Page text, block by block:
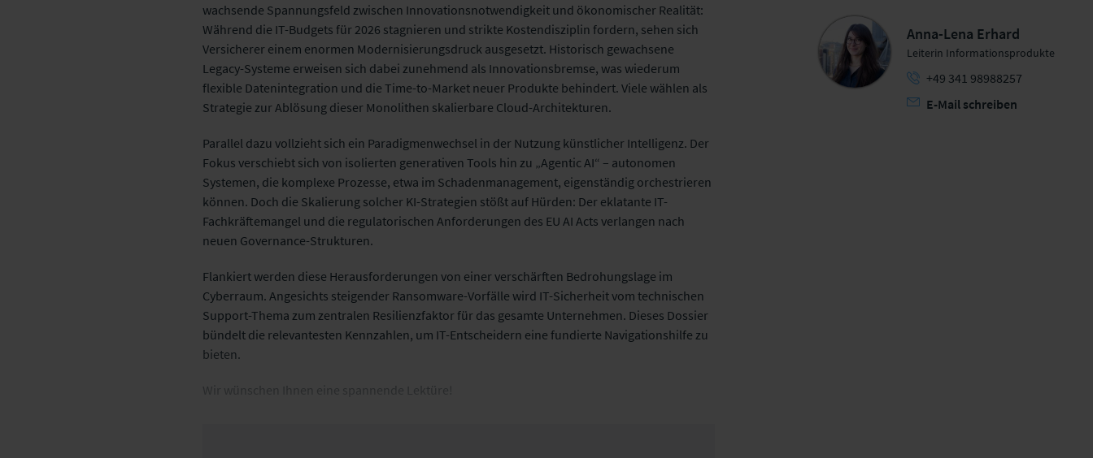
wachsende Spannungsfeld zwischen Innovationsnotwendigkeit und ökonomischer Realität:
Während die IT-Budgets für 2026 stagnieren und strikte Kostendisziplin fordern, sehen sich
Versicherer einem enormen Modernisierungsdruck ausgesetzt. Historisch gewachsene
Legacy-Systeme erweisen sich dabei zunehmend als Innovationsbremse, was wiederum
flexible Datenintegration und die Time-to-Market neuer Produkte behindert. Viele wählen als
Strategie zur Ablösung dieser Monolithen skalierbare Cloud-Architekturen.
Parallel dazu vollzieht sich ein Paradigmenwechsel in der Nutzung künstlicher Intelligenz. Der
Fokus verschiebt sich von isolierten generativen Tools hin zu „Agentic AI“ – autonomen
Systemen, die komplexe Prozesse, etwa im Schadenmanagement, eigenständig orchestrieren
können. Doch die Skalierung solcher KI-Strategien stößt auf Hürden: Der eklatante IT-
Fachkräftemangel und die regulatorischen Anforderungen des EU AI Acts verlangen nach
neuen Governance-Strukturen.
Flankiert werden diese Herausforderungen von einer verschärften Bedrohungslage im
Cyberraum. Angesichts steigender Ransomware-Vorfälle wird IT-Sicherheit vom technischen
Support-Thema zum zentralen Resilienzfaktor für das gesamte Unternehmen. Dieses Dossier
bündelt die relevantesten Kennzahlen, um IT-Entscheidern eine fundierte Navigationshilfe zu
bieten.
Wir wünschen Ihnen eine spannende Lektüre!
Anna-Lena Erhard
Leiterin Informationsprodukte
+49 341 98988257
E-Mail schreiben